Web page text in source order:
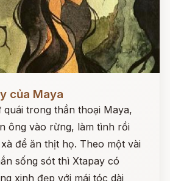
của Maya
quái trong thần thoại Maya,
ông vào rừng, làm tình rồi
để ăn thịt họ. Theo một vài
sống sót thì Xtapay có
xinh đẹp với mái tóc dài